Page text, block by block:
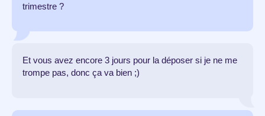
trimestre ?
Et vous avez encore 3 jours pour la déposer si je ne me
trompe pas, donc ça va bien ;)